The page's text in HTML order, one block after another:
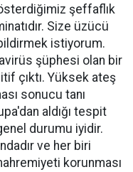
şeffaflık
Size üzücü
istiyorum.
şüphesi olan bir
çıktı. Yüksek ateş
sonucu tanı
aldığı tespit
durumu iyidir.
ve her biri
korunması